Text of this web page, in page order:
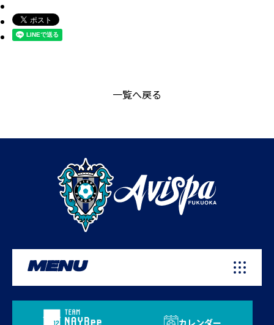
一覧へ戻る
MENU
カレンダー